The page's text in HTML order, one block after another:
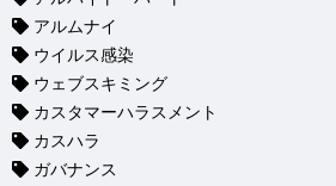
アルムナイ
ウイルス感染
ウェブスキミング
カスタマーハラスメント
カスハラ
ガバナンス